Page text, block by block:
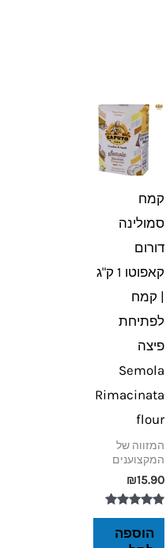
קמח
סמולינה
דורום
קאפוטו 1 ק"ג
| קמח
לפתיחת
פיצה
Semola
Rimacinata
flour
המזווה של
המקצוענים
₪15.90
דורג
5.00
מתוך 5
הוספה